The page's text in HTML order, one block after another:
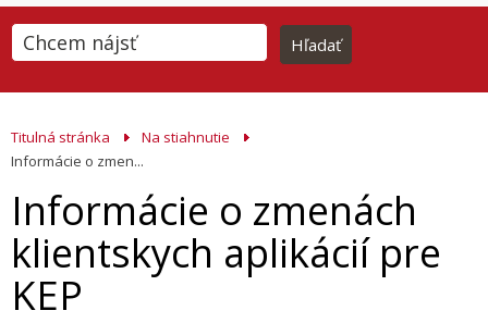
Titulná stránka
Na stiahnutie
Informácie o zmen...
Informácie o zmenách
klientskych aplikácií pre
KEP